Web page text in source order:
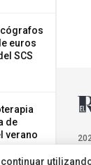
euros
SCS
de
verano